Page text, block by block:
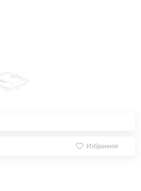
Избранное